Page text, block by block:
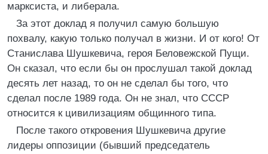
марксиста, и либерала.
За этот доклад я получил самую большую
похвалу, какую только получал в жизни. И от кого! От
Станислава Шушкевича, героя Беловежской Пущи.
Он сказал, что если бы он прослушал такой доклад
десять лет назад, то он не сделал бы того, что
сделал после 1989 года. Он не знал, что СССР
относится к цивилизациям общинного типа.
После такого откровения Шушкевича другие
лидеры оппозиции (бывший председатель